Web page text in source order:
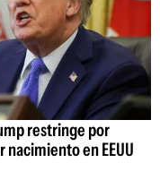
restringe por
en EEUU